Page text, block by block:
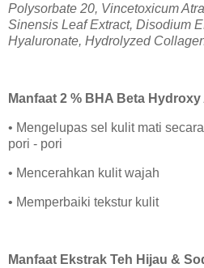
Polysorbate 20, Vincetoxicum
Sinensis Leaf Extract, Disodium
Hyaluronate, Hydrolyzed
Manfaat 2 % BHA Beta Hydroxy
• Mengelupas sel kulit mati
pori - pori
• Mencerahkan kulit wajah
• Memperbaiki tekstur kulit
Manfaat Ekstrak Teh Hijau &